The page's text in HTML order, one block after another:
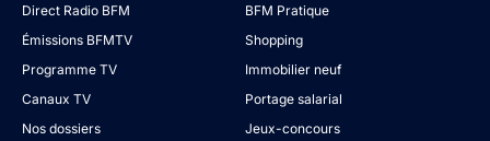
Direct Radio BFM
Émissions BFMTV
Programme TV
Canaux TV
Nos dossiers
BFM Pratique
Shopping
Immobilier neuf
Portage salarial
Jeux-concours